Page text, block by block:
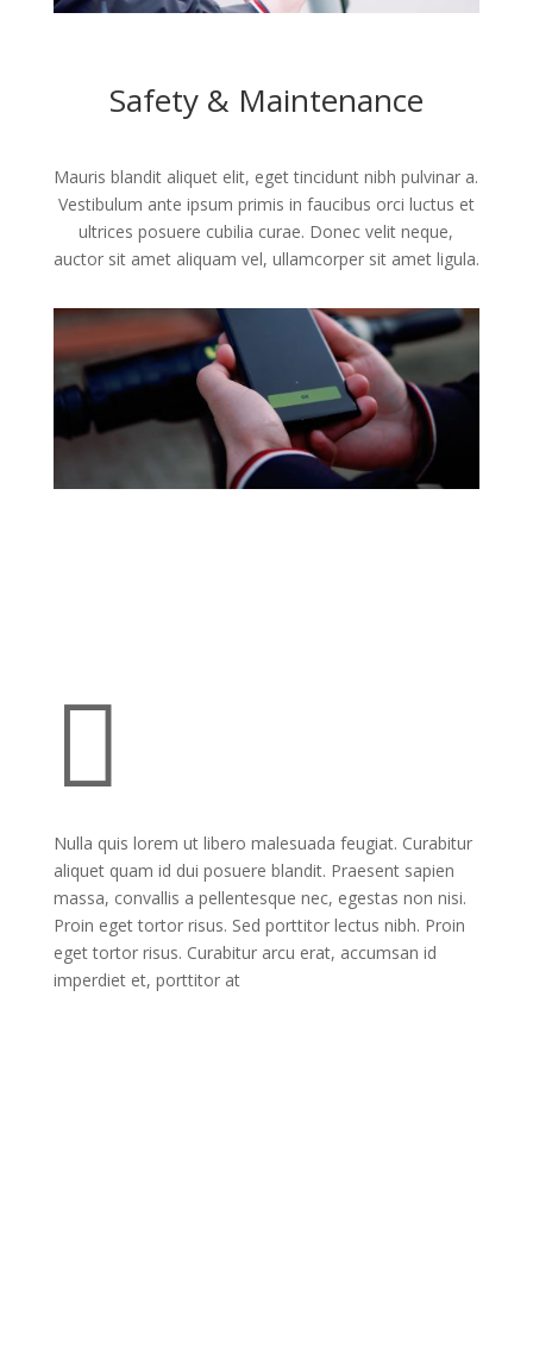
Safety & Maintenance
Mauris blandit aliquet elit, eget tincidunt nibh pulvinar a.
Vestibulum ante ipsum primis in faucibus orci luctus et
ultrices posuere cubilia curae. Donec velit neque,
auctor sit amet aliquam vel, ullamcorper sit amet ligula.

Nulla quis lorem ut libero malesuada feugiat. Curabitur
aliquet quam id dui posuere blandit. Praesent sapien
massa, convallis a pellentesque nec, egestas non nisi.
Proin eget tortor risus. Sed porttitor lectus nibh. Proin
eget tortor risus. Curabitur arcu erat, accumsan id
imperdiet et, porttitor at